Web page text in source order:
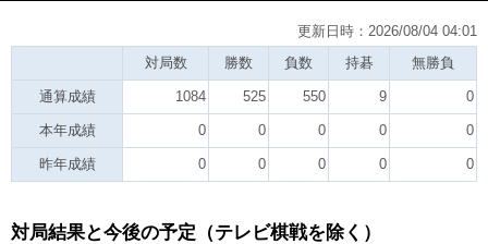
更新日時：2026/08/04 04:01
対局数
勝数 負数 持碁 無勝負
通算成績 1084 525 550 9 0
本年成績 0 0 0 0 0
昨年成績 0 0 0 0 0
対局結果と今後の予定（テレビ棋戦を除く）